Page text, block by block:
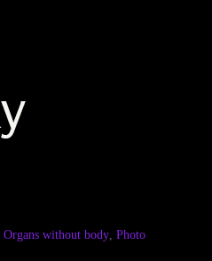
Organs without body, Photo